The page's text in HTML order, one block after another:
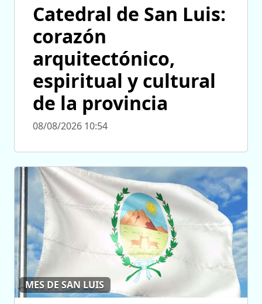
Catedral de San Luis:
corazón
arquitectónico,
espiritual y cultural
de la provincia
08/08/2026 10:54
MES DE SAN LUIS